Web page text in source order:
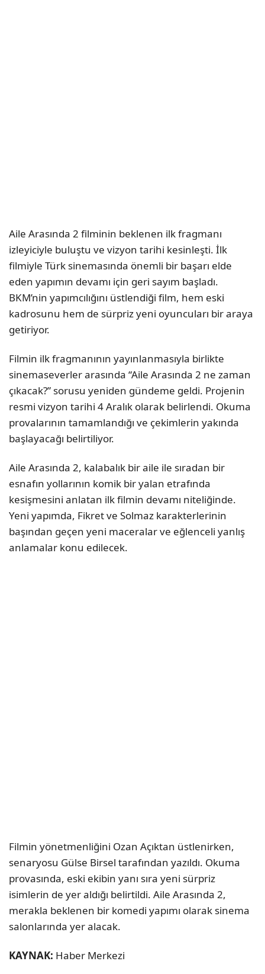
Aile Arasında 2 filminin beklenen ilk fragmanı
izleyiciyle buluştu ve vizyon tarihi kesinleşti. İlk
filmiyle Türk sinemasında önemli bir başarı elde
eden yapımın devamı için geri sayım başladı.
BKM’nin yapımcılığını üstlendiği film, hem eski
kadrosunu hem de sürpriz yeni oyuncuları bir araya
getiriyor.
Filmin ilk fragmanının yayınlanmasıyla birlikte
sinemaseverler arasında “Aile Arasında 2 ne zaman
çıkacak?” sorusu yeniden gündeme geldi. Projenin
resmi vizyon tarihi 4 Aralık olarak belirlendi. Okuma
provalarının tamamlandığı ve çekimlerin yakında
başlayacağı belirtiliyor.
Aile Arasında 2, kalabalık bir aile ile sıradan bir
esnafın yollarının komik bir yalan etrafında
kesişmesini anlatan ilk filmin devamı niteliğinde.
Yeni yapımda, Fikret ve Solmaz karakterlerinin
başından geçen yeni maceralar ve eğlenceli yanlış
anlamalar konu edilecek.
Filmin yönetmenliğini Ozan Açıktan üstlenirken,
senaryosu Gülse Birsel tarafından yazıldı. Okuma
provasında, eski ekibin yanı sıra yeni sürpriz
isimlerin de yer aldığı belirtildi. Aile Arasında 2,
merakla beklenen bir komedi yapımı olarak sinema
salonlarında yer alacak.
KAYNAK: Haber Merkezi